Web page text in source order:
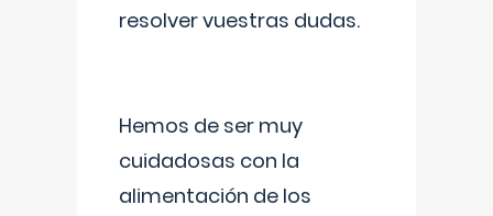
resolver vuestras dudas.
Hemos de ser muy
cuidadosas con la
alimentación de los